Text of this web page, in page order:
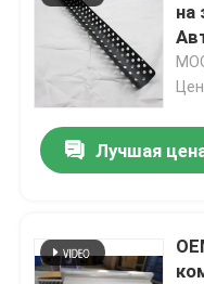
на
Лучшая